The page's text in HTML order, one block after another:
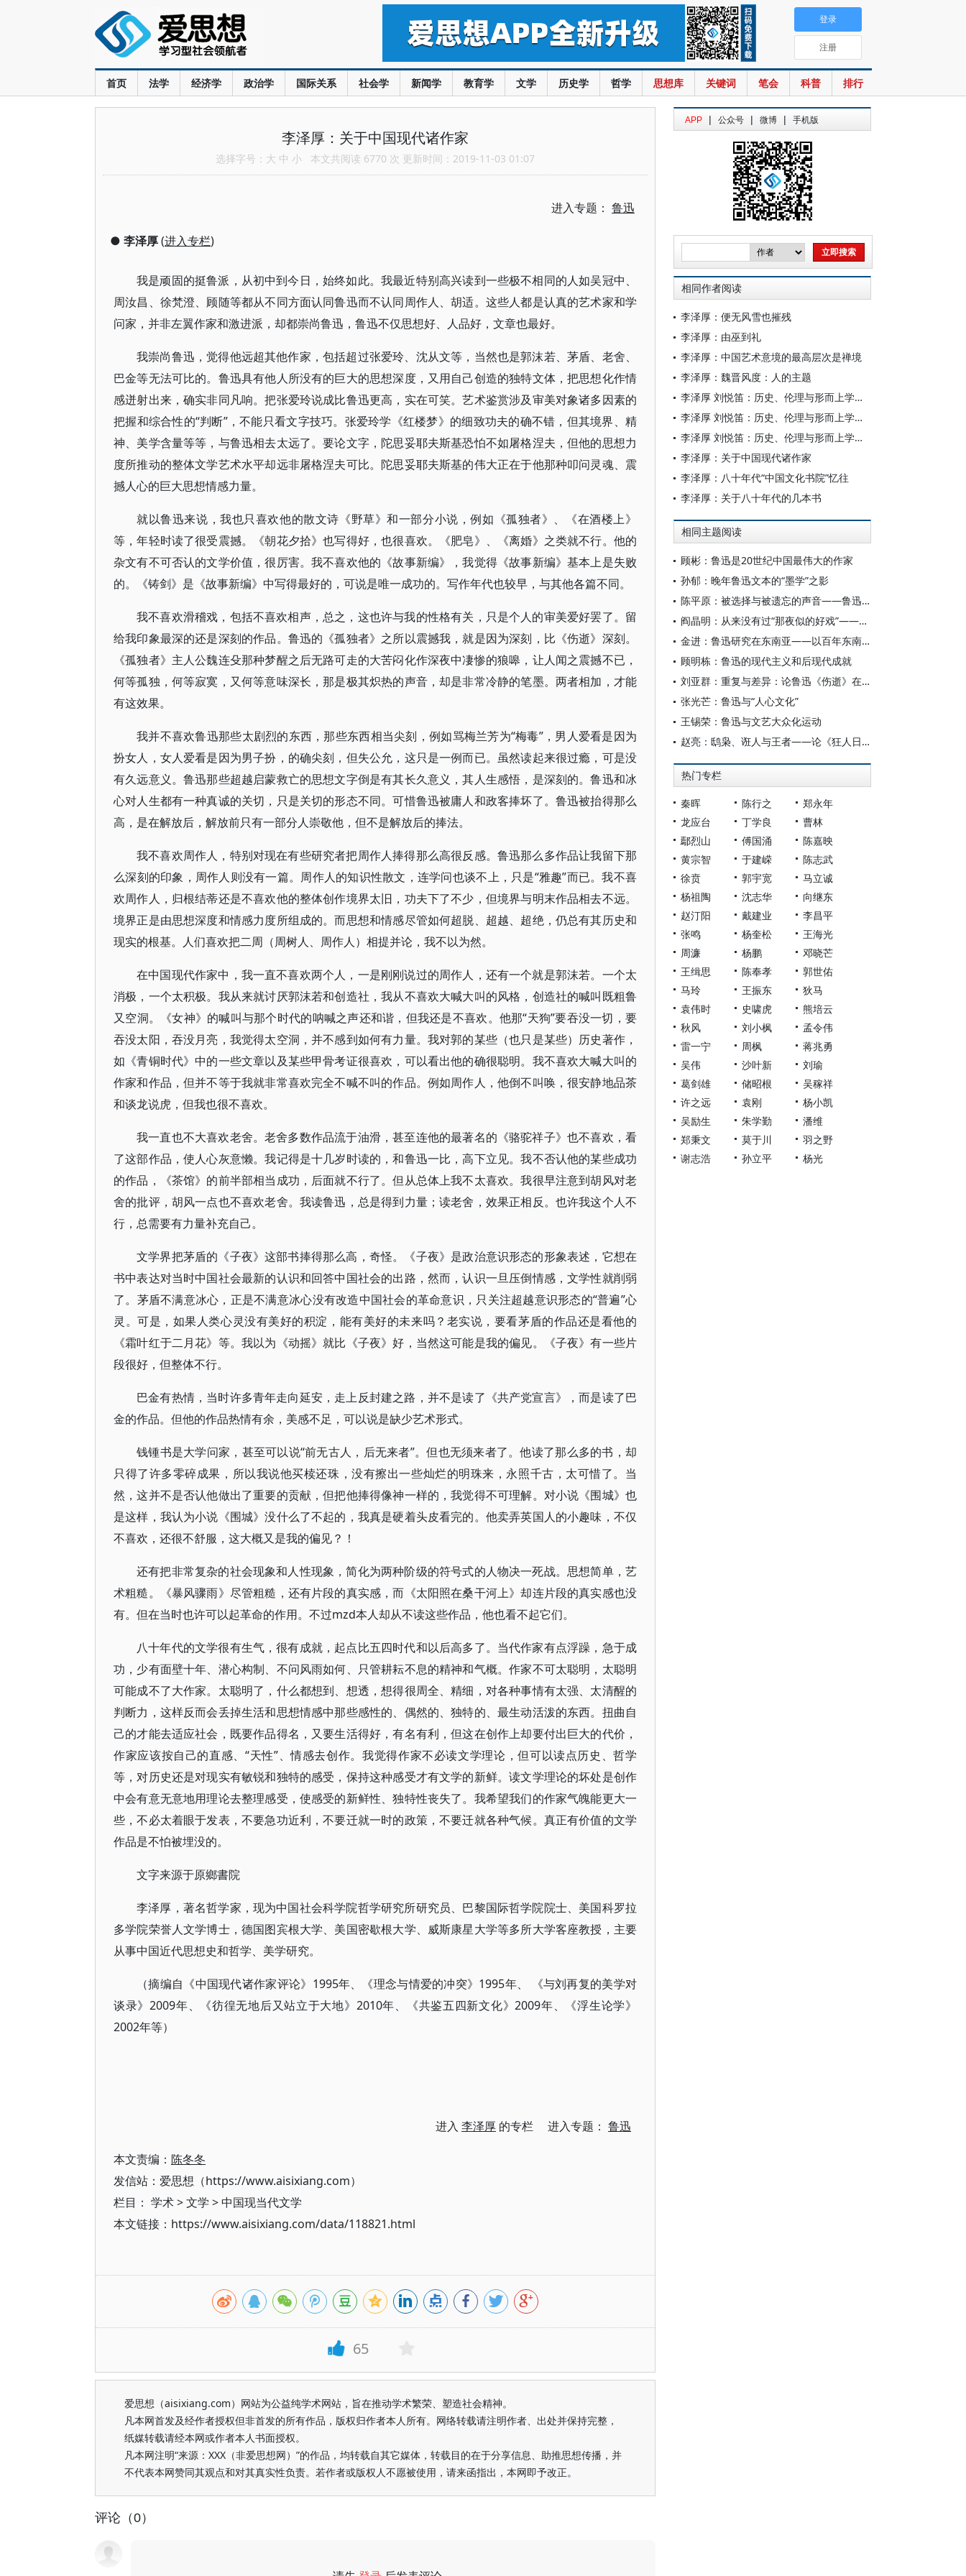
首页 法学 经济学 政治学 国际关系 社会学 新闻学 教育学 文学 历史学 哲学 思想库 关键词 笔会 科普 排行
登录
注册
李泽厚：关于中国现代诸作家
选择字号： 大 中 小 本文共阅读 6770 次 更新时间：2019-11-03 01:07
进入专题： 鲁迅
● 李泽厚(进入专栏)
我是顽固的挺鲁派，从初中到今日，始终如此。我最近特别高兴读到一些极不相同的人如吴冠中、
周汝昌、徐梵澄、顾随等都从不同方面认同鲁迅而不认同周作人、胡适。这些人都是认真的艺术家和学
问家，并非左翼作家和激进派，却都崇尚鲁迅，鲁迅不仅思想好、人品好，文章也最好。
我崇尚鲁迅，觉得他远超其他作家，包括超过张爱玲、沈从文等，当然也是郭沫若、茅盾、老舍、
巴金等无法可比的。鲁迅具有他人所没有的巨大的思想深度，又用自己创造的独特文体，把思想化作情
感迸射出来，确实非同凡响。把张爱玲说成比鲁迅更高，实在可笑。艺术鉴赏涉及审美对象诸多因素的
把握和综合性的“判断”，不能只看文字技巧。张爱玲学《红楼梦》的细致功夫的确不错，但其境界、精
神、美学含量等等，与鲁迅相去太远了。要论文字，陀思妥耶夫斯基恐怕不如屠格涅夫，但他的思想力
度所推动的整体文学艺术水平却远非屠格涅夫可比。陀思妥耶夫斯基的伟大正在于他那种叩问灵魂、震
撼人心的巨大思想情感力量。
就以鲁迅来说，我也只喜欢他的散文诗《野草》和一部分小说，例如《孤独者》、《在酒楼上》
等，年轻时读了很受震撼。《朝花夕拾》也写得好，也很喜欢。《肥皂》、《离婚》之类就不行。他的
杂文有不可否认的文学价值，很厉害。我不喜欢他的《故事新编》，我觉得《故事新编》基本上是失败
的。《铸剑》是《故事新编》中写得最好的，可说是唯一成功的。写作年代也较早，与其他各篇不同。
我不喜欢滑稽戏，包括不喜欢相声，总之，这也许与我的性格有关，只是个人的审美爱好罢了。留
给我印象最深的还是深刻的作品。鲁迅的《孤独者》之所以震撼我，就是因为深刻，比《伤逝》深刻。
《孤独者》主人公魏连殳那种梦醒之后无路可走的大苦闷化作深夜中凄惨的狼嗥，让人闻之震撼不已，
何等孤独，何等寂寞，又何等意味深长，那是极其炽热的声音，却是非常冷静的笔墨。两者相加，才能
有这效果。
我并不喜欢鲁迅那些太剧烈的东西，那些东西相当尖刻，例如骂梅兰芳为“梅毒”，男人爱看是因为
扮女人，女人爱看是因为男子扮，的确尖刻，但失公允，这只是一例而已。虽然读起来很过瘾，可是没
有久远意义。鲁迅那些超越启蒙救亡的思想文字倒是有其长久意义，其人生感悟，是深刻的。鲁迅和冰
心对人生都有一种真诚的关切，只是关切的形态不同。可惜鲁迅被庸人和政客捧坏了。鲁迅被抬得那么
高，是在解放后，解放前只有一部分人崇敬他，但不是解放后的捧法。
我不喜欢周作人，特别对现在有些研究者把周作人捧得那么高很反感。鲁迅那么多作品让我留下那
么深刻的印象，周作人则没有一篇。周作人的知识性散文，连学问也谈不上，只是“雅趣”而已。我不喜
欢周作人，归根结蒂还是不喜欢他的整体创作境界太旧，功夫下了不少，但境界与明末作品相去不远。
境界正是由思想深度和情感力度所组成的。而思想和情感尽管如何超脱、超越、超绝，仍总有其历史和
现实的根基。人们喜欢把二周（周树人、周作人）相提并论，我不以为然。
在中国现代作家中，我一直不喜欢两个人，一是刚刚说过的周作人，还有一个就是郭沫若。一个太
消极，一个太积极。我从来就讨厌郭沫若和创造社，我从不喜欢大喊大叫的风格，创造社的喊叫既粗鲁
又空洞。《女神》的喊叫与那个时代的呐喊之声还和谐，但我还是不喜欢。他那“天狗”要吞没一切，要
吞没太阳，吞没月亮，我觉得太空洞，并不感到如何有力量。我对郭的某些（也只是某些）历史著作，
如《青铜时代》中的一些文章以及某些甲骨考证很喜欢，可以看出他的确很聪明。我不喜欢大喊大叫的
作家和作品，但并不等于我就非常喜欢完全不喊不叫的作品。例如周作人，他倒不叫唤，很安静地品茶
和谈龙说虎，但我也很不喜欢。
我一直也不大喜欢老舍。老舍多数作品流于油滑，甚至连他的最著名的《骆驼祥子》也不喜欢，看
了这部作品，使人心灰意懒。我记得是十几岁时读的，和鲁迅一比，高下立见。我不否认他的某些成功
的作品，《茶馆》的前半部相当成功，后面就不行了。但从总体上我不太喜欢。我很早注意到胡风对老
舍的批评，胡风一点也不喜欢老舍。我读鲁迅，总是得到力量；读老舍，效果正相反。也许我这个人不
行，总需要有力量补充自己。
文学界把茅盾的《子夜》这部书捧得那么高，奇怪。《子夜》是政治意识形态的形象表述，它想在
书中表达对当时中国社会最新的认识和回答中国社会的出路，然而，认识一旦压倒情感，文学性就削弱
了。茅盾不满意冰心，正是不满意冰心没有改造中国社会的革命意识，只关注超越意识形态的“普遍”心
灵。可是，如果人类心灵没有美好的积淀，能有美好的未来吗？老实说，要看茅盾的作品还是看他的
《霜叶红于二月花》等。我以为《动摇》就比《子夜》好，当然这可能是我的偏见。《子夜》有一些片
段很好，但整体不行。
巴金有热情，当时许多青年走向延安，走上反封建之路，并不是读了《共产党宣言》，而是读了巴
金的作品。但他的作品热情有余，美感不足，可以说是缺少艺术形式。
钱锺书是大学问家，甚至可以说“前无古人，后无来者”。但也无须来者了。他读了那么多的书，却
只得了许多零碎成果，所以我说他买椟还珠，没有擦出一些灿烂的明珠来，永照千古，太可惜了。当
然，这并不是否认他做出了重要的贡献，但把他捧得像神一样的，我觉得不可理解。对小说《围城》也
是这样，我认为小说《围城》没什么了不起的，我真是硬着头皮看完的。他卖弄英国人的小趣味，不仅
不喜欢，还很不舒服，这大概又是我的偏见？！
还有把非常复杂的社会现象和人性现象，简化为两种阶级的符号式的人物决一死战。思想简单，艺
术粗糙。《暴风骤雨》尽管粗糙，还有片段的真实感，而《太阳照在桑干河上》却连片段的真实感也没
有。但在当时也许可以起革命的作用。不过mzd本人却从不读这些作品，他也看不起它们。
八十年代的文学很有生气，很有成就，起点比五四时代和以后高多了。当代作家有点浮躁，急于成
功，少有面壁十年、潜心构制、不问风雨如何、只管耕耘不息的精神和气概。作家不可太聪明，太聪明
可能成不了大作家。太聪明了，什么都想到、想透，想得很周全、精细，对各种事情有太强、太清醒的
判断力，这样反而会丢掉生活和思想情感中那些感性的、偶然的、独特的、最生动活泼的东西。扭曲自
己的才能去适应社会，既要作品得名，又要生活得好，有名有利，但这在创作上却要付出巨大的代价，
作家应该按自己的直感、“天性”、情感去创作。我觉得作家不必读文学理论，但可以读点历史、哲学
等，对历史还是对现实有敏锐和独特的感受，保持这种感受才有文学的新鲜。读文学理论的坏处是创作
中会有意无意地用理论去整理感受，使感受的新鲜性、独特性丧失了。我希望我们的作家气魄能更大一
些，不必太着眼于发表，不要急功近利，不要迁就一时的政策，不要迁就各种气候。真正有价值的文学
作品是不怕被埋没的。
文字来源于原鄉書院
李泽厚，著名哲学家，现为中国社会科学院哲学研究所研究员、巴黎国际哲学院院士、美国科罗拉
多学院荣誉人文学博士，德国图宾根大学、美国密歇根大学、威斯康星大学等多所大学客座教授，主要
从事中国近代思想史和哲学、美学研究。
（摘编自《中国现代诸作家评论》1995年、《理念与情爱的冲突》1995年、 《与刘再复的美学对
谈录》2009年、《彷徨无地后又站立于大地》2010年、《共鉴五四新文化》2009年、《浮生论学》
2002年等）
进入 李泽厚 的专栏 进入专题： 鲁迅
本文责编： 陈冬冬
发信站：爱思想（https://www.aisixiang.com）
栏目： 学术>文学 >中国现当代文学
本文链接：https://www.aisixiang.com/data/118821.html
65
爱思想（aisixiang.com）网站为公益纯学术网站，旨在推动学术繁荣、塑造社会精神。
凡本网首发及经作者授权但非首发的所有作品，版权归作者本人所有。网络转载请注明作者、出处并保持完整，
纸媒转载请经本网或作者本人书面授权。
凡本网注明“来源：XXX（非爱思想网）”的作品，均转载自其它媒体，转载目的在于分享信息、助推思想传播，并
不代表本网赞同其观点和对其真实性负责。若作者或版权人不愿被使用，请来函指出，本网即予改正。
评论（0）
APP | 公众号 | 微博 | 手机版
相同作者阅读
李泽厚：便无风雪也摧残
李泽厚：由巫到礼
李泽厚：中国艺术意境的最高层次是禅境
李泽厚：魏晋风度：人的主题
李泽厚 刘悦笛：历史、伦理与形而上学（下）
李泽厚 刘悦笛：历史、伦理与形而上学（中）
李泽厚 刘悦笛：历史、伦理与形而上学（上）
李泽厚：关于中国现代诸作家
李泽厚：八十年代“中国文化书院”忆往
李泽厚：关于八十年代的几本书
相同主题阅读
顾彬：鲁迅是20世纪中国最伟大的作家
孙郁：晚年鲁迅文本的“墨学”之影
陈平原：被选择与被遗忘的声音——鲁迅“出口”能否以及如何“成章”
阎晶明：从来没有过“那夜似的好戏”——鲁迅小说《社戏》解读
金进：鲁迅研究在东南亚——以百年东南亚文学创作与文艺批评为线索
顾明栋：鲁迅的现代主义和后现代成就
刘亚群：重复与差异：论鲁迅《伤逝》在“南方”的“重写”
张光芒：鲁迅与“人心文化”
王锡荣：鲁迅与文艺大众化运动
赵亮：鸱枭、诳人与王者——论《狂人日记》之“狂”人的多元重构
热门专栏
秦晖 陈行之
郑永年
龙应台
丁学良
曹林
鄢烈山
傅国涌
陈嘉映
黄宗智
于建嵘
陈志武
徐贲
郭宇宽
马立诚
杨祖陶
沈志华
向继东
赵汀阳
戴建业
李昌平
张鸣
杨奎松
王海光
周濂
杨鹏
邓晓芒
王缉思
陈奉孝
郭世佑
马玲
王振东
狄马
袁伟时
史啸虎
熊培云
秋风
刘小枫
孟令伟
雷一宁
周枫
蒋兆勇
吴伟
沙叶新
刘瑜
葛剑雄
储昭根
吴稼祥
许之远
袁刚
杨小凯
吴励生
朱学勤
潘维
郑秉文
莫于川
羽之野
谢志浩
孙立平 杨光